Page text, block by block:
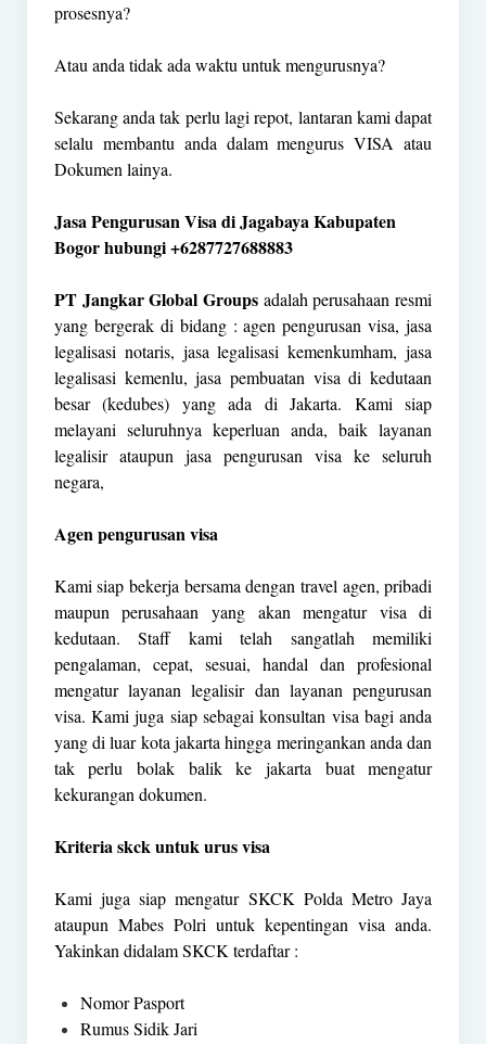
prosesnya?
Atau anda tidak ada waktu untuk mengurusnya?
Sekarang anda tak perlu lagi repot, lantaran kami dapat
selalu membantu anda dalam mengurus VISA atau
Dokumen lainya.
Jasa Pengurusan Visa di Jagabaya Kabupaten
Bogor hubungi +6287727688883
PT Jangkar Global Groups adalah perusahaan resmi
yang bergerak di bidang : agen pengurusan visa, jasa
legalisasi notaris, jasa legalisasi kemenkumham, jasa
legalisasi kemenlu, jasa pembuatan visa di kedutaan
besar (kedubes) yang ada di Jakarta. Kami siap
melayani seluruhnya keperluan anda, baik layanan
legalisir ataupun jasa pengurusan visa ke seluruh
negara,
Agen pengurusan visa
Kami siap bekerja bersama dengan travel agen, pribadi
maupun perusahaan yang akan mengatur visa di
kedutaan. Staff kami telah sangatlah memiliki
pengalaman, cepat, sesuai, handal dan profesional
mengatur layanan legalisir dan layanan pengurusan
visa. Kami juga siap sebagai konsultan visa bagi anda
yang di luar kota jakarta hingga meringankan anda dan
tak perlu bolak balik ke jakarta buat mengatur
kekurangan dokumen.
Kriteria skck untuk urus visa
Kami juga siap mengatur SKCK Polda Metro Jaya
ataupun Mabes Polri untuk kepentingan visa anda.
Yakinkan didalam SKCK terdaftar :
Nomor Pasport
Rumus Sidik Jari